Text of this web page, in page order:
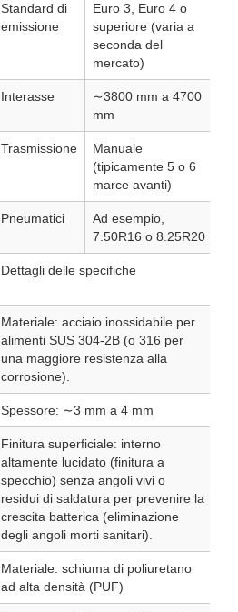
Standard di
emissione
Euro 3, Euro 4 o
superiore (varia a
seconda del
mercato)
Interasse
∼3800 mm a 4700
mm
Trasmissione
Manuale
(tipicamente 5 o 6
marce avanti)
Pneumatici
Ad esempio,
7.50R16 o 8.25R20
Dettagli delle specifiche
Materiale: acciaio inossidabile per
alimenti SUS 304-2B (o 316 per
una maggiore resistenza alla
corrosione).
Spessore: ∼3 mm a 4 mm
Finitura superficiale: interno
altamente lucidato (finitura a
specchio) senza angoli vivi o
residui di saldatura per prevenire la
crescita batterica (eliminazione
degli angoli morti sanitari).
Materiale: schiuma di poliuretano
ad alta densità (PUF)